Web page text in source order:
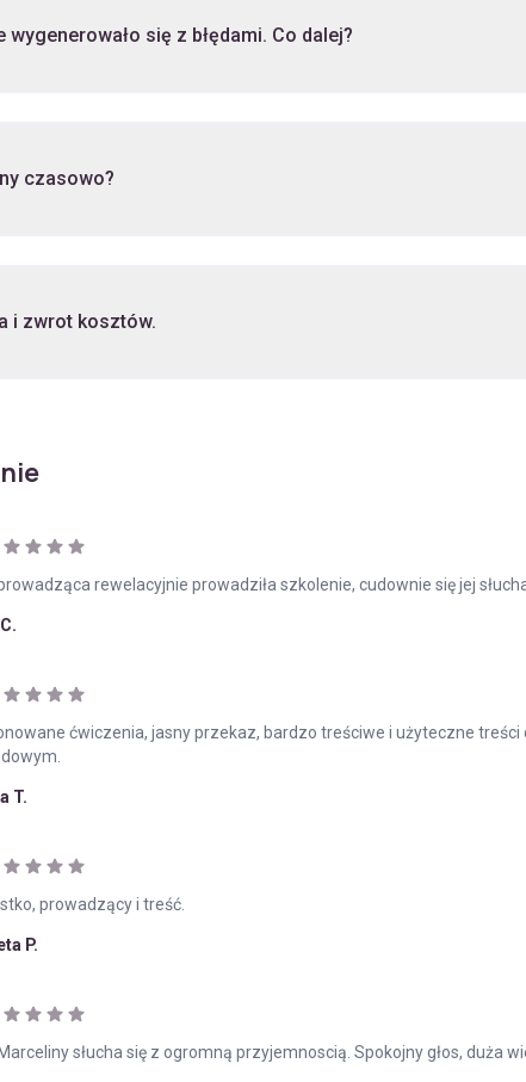
się z błędami. Co dalej?
czasowo?
i zwrot kosztów.
rewelacyjnie prowadziła szkolenie, cudownie się jej
ćwiczenia, jasny przekaz, bardzo treściwe i użyteczne
T.
prowadzący i treść.
P.
słucha się z ogromną przyjemnoscią. Spokojny głos, duża